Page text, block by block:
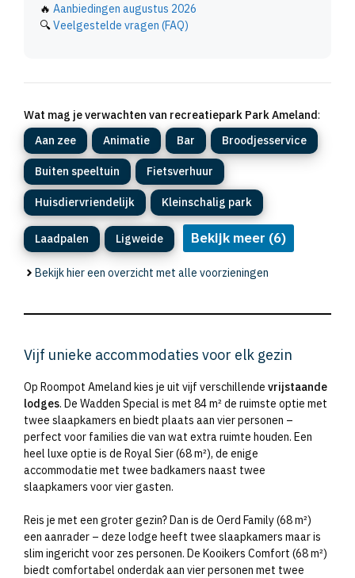
🔥 Aanbiedingen augustus 2026
🔍Veelgestelde vragen (FAQ)
Wat mag je verwachten van recreatiepark Park Ameland:
Aan zee
Animatie Bar Broodjesservice
Buiten speeltuin Fietsverhuur
Huisdiervriendelijk Kleinschalig park
Laadpalen Ligweide Bekijk meer (6)
Bekijk hier een overzicht met alle voorzieningen
Vijf unieke accommodaties voor elk gezin
Op Roompot Ameland kies je uit vijf verschillende vrijstaande
lodges. De Wadden Special is met 84 m² de ruimste optie met
twee slaapkamers en biedt plaats aan vier personen –
perfect voor families die van wat extra ruimte houden. Een
heel luxe optie is de Royal Sier (68 m²), de enige
accommodatie met twee badkamers naast twee
slaapkamers voor vier gasten.
Reis je met een groter gezin? Dan is de Oerd Family (68 m²)
een aanrader – deze lodge heeft twee slaapkamers maar is
slim ingericht voor zes personen. De Kooikers Comfort (68 m²)
biedt comfortabel onderdak aan vier personen met twee